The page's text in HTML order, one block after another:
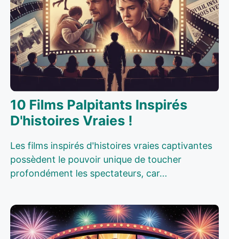
10 Films Palpitants Inspirés
D'histoires Vraies !
Les films inspirés d'histoires vraies captivantes
possèdent le pouvoir unique de toucher
profondément les spectateurs, car...